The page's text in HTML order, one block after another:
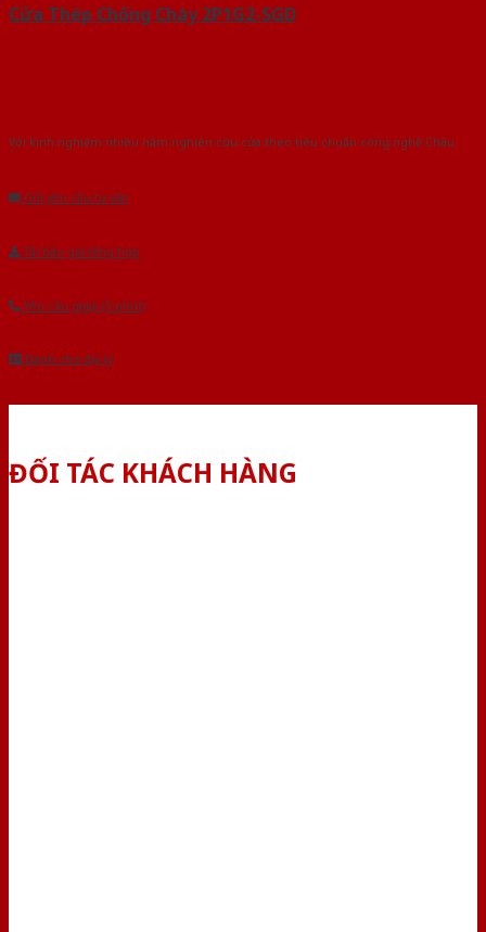
Cửa Thép Chống Cháy 2P1G2-SGD
Với kinh nghiệm nhiêu năm nghiên cứu cửa theo tiêu chuẩn công nghệ Châu
Gửi yêu cầu tư vấn
Tải báo giá tổng hợp
Yêu cầu gọi lại (3 phút)
Dành cho đại lý
ĐỐI TÁC KHÁCH HÀNG